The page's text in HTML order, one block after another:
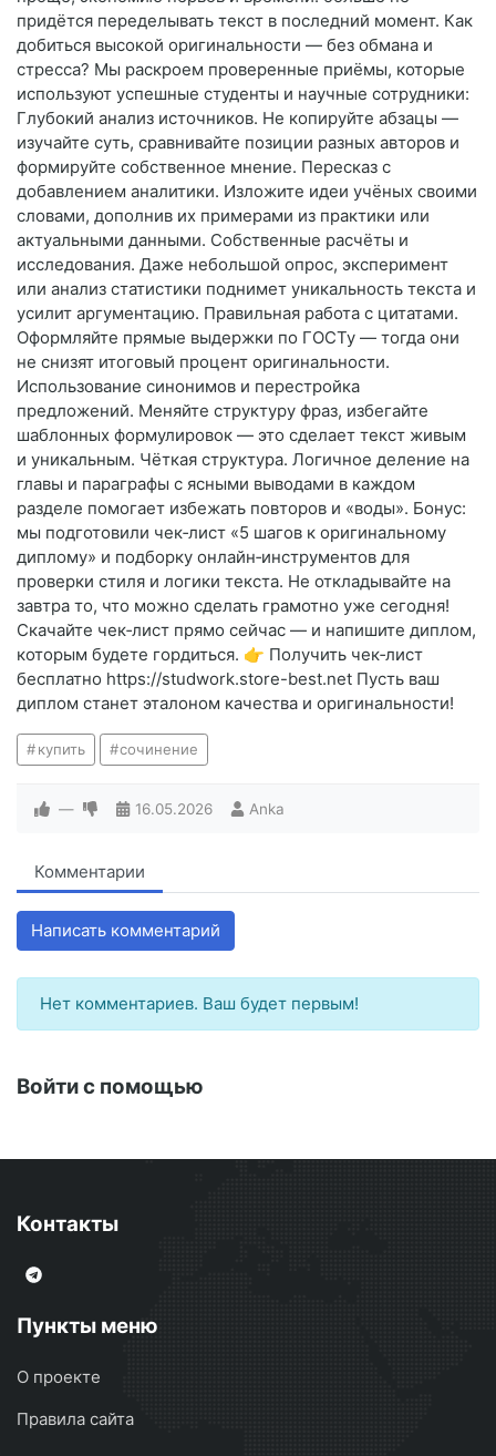
придётся переделывать текст в последний момент. Как
добиться высокой оригинальности — без обмана и
стресса? Мы раскроем проверенные приёмы, которые
используют успешные студенты и научные сотрудники:
Глубокий анализ источников. Не копируйте абзацы —
изучайте суть, сравнивайте позиции разных авторов и
формируйте собственное мнение. Пересказ с
добавлением аналитики. Изложите идеи учёных своими
словами, дополнив их примерами из практики или
актуальными данными. Собственные расчёты и
исследования. Даже небольшой опрос, эксперимент
или анализ статистики поднимет уникальность текста и
усилит аргументацию. Правильная работа с цитатами.
Оформляйте прямые выдержки по ГОСТу — тогда они
не снизят итоговый процент оригинальности.
Использование синонимов и перестройка
предложений. Меняйте структуру фраз, избегайте
шаблонных формулировок — это сделает текст живым
и уникальным. Чёткая структура. Логичное деление на
главы и параграфы с ясными выводами в каждом
разделе помогает избежать повторов и «воды». Бонус:
мы подготовили чек‑лист «5 шагов к оригинальному
диплому» и подборку онлайн‑инструментов для
проверки стиля и логики текста. Не откладывайте на
завтра то, что можно сделать грамотно уже сегодня!
Скачайте чек‑лист прямо сейчас — и напишите диплом,
которым будете гордиться. 👉 Получить чек‑лист
бесплатно https://studwork.store-best.net Пусть ваш
диплом станет эталоном качества и оригинальности!
купить сочинение
— 16.05.2026 Anka
Комментарии
Написать комментарий
Нет комментариев. Ваш будет первым!
Войти с помощью
Контакты
Пункты меню
О проекте
Правила сайта